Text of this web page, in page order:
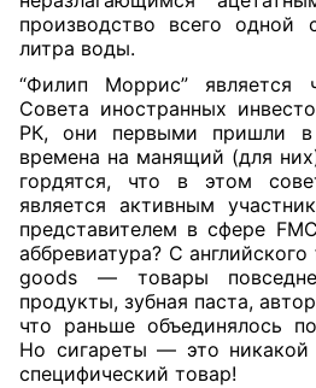
производство всего одной
литра воды.
“Филип Моррис” является
Совета иностранных
РК, они первыми пришли
времена на манящий (для
гордятся, что в этом
является активным
представителем в сфере
аббревиатура? С
goods — товары
продукты, зубная паста,
что раньше объединялось
Но сигареты — это никакой
специфический товар!